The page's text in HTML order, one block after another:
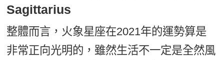
Sagittarius
整體而言，火象星座在2021年的運勢算是
非常正向光明的，雖然生活不一定是全然風